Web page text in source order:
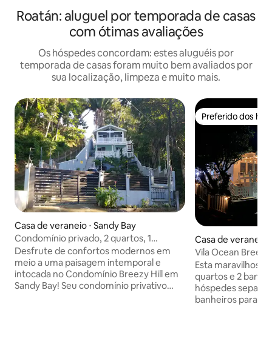
Roatán: aluguel por temporada de casas
com ótimas avaliações
Os hóspedes concordam: estes aluguéis por
temporada de casas foram muito bem avaliados por
sua localização, limpeza e muito mais.
Casa de veraneio ⋅ Sandy Bay
Condomínio privado, 2 quartos, 1
banheiro, cozinha (exclusivo)
Desfrute de confortos modernos em
meio a uma paisagem intemporal e
intocada no Condomínio Breezy Hill em
Sandy Bay! Seu condomínio privativo
Preferido dos
Preferido dos
Casa de veraneio
Vila Ocean
acomoda de 1 a
Esta maravilhosa
quartos e 2
hóspedes
banheiros para